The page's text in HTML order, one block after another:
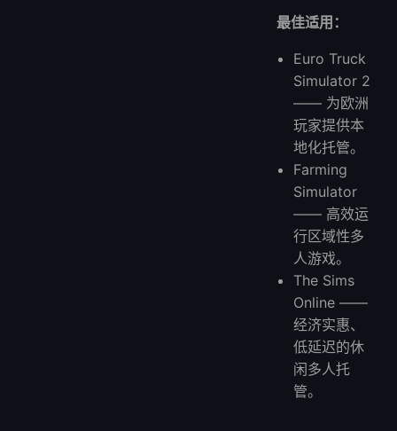
最佳适用：
Euro Truck
Simulator 2
—— 为欧洲
玩家提供本
地化托管。
Farming
Simulator
—— 高效运
行区域性多
人游戏。
The Sims
Online ——
经济实惠、
低延迟的休
闲多人托
管。